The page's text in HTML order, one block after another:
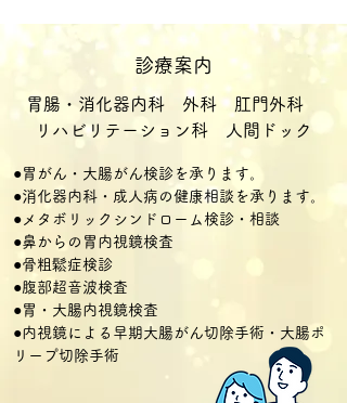
診療案内
胃腸・消化器内科 外科 肛門外科
リハビリテーション科 ​人間ドック
●胃がん・大腸がん検診を承ります。
●消化器内科・成人病の健康相談を承ります。
●メタボリックシンドローム検診・相談
●鼻からの胃内視鏡検査
●骨粗鬆症検診
●腹部超音波検査
●胃・大腸内視鏡検査
●内視鏡による早期大腸がん切除手術・大腸ポ
リープ切除手術